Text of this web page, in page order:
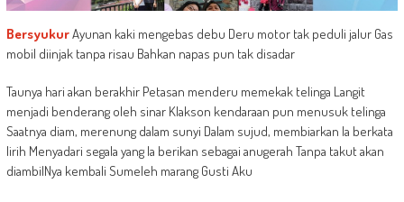
BersyukurAyunan kaki mengebas debu Deru motor tak peduli jalur Gas
mobil diinjak tanpa risau Bahkan napas pun tak disadar
Taunya hari akan berakhir Petasan menderu memekak telinga Langit
menjadi benderang oleh sinar Klakson kendaraan pun menusuk telinga
Saatnya diam, merenung dalam sunyi Dalam sujud, membiarkan Ia berkata
lirih Menyadari segala yang Ia berikan sebagai anugerah Tanpa takut akan
diambilNya kembali Sumeleh marang Gusti Aku